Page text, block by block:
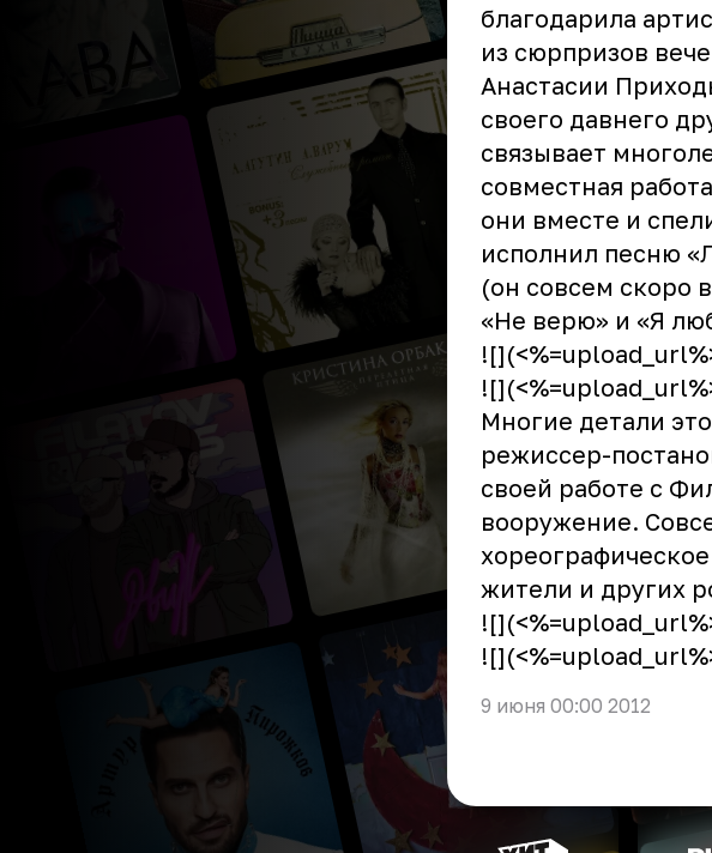
благодарила
из сюрпризов
Анастасии
своего давнего
связывает
совместная
они вместе и
исполнил песню
(он совсем скоро
«Не верю» и «Я
Многие детали
режиссер-
своей работе с
вооружение.
жители и других
9 июня 00:00 2012